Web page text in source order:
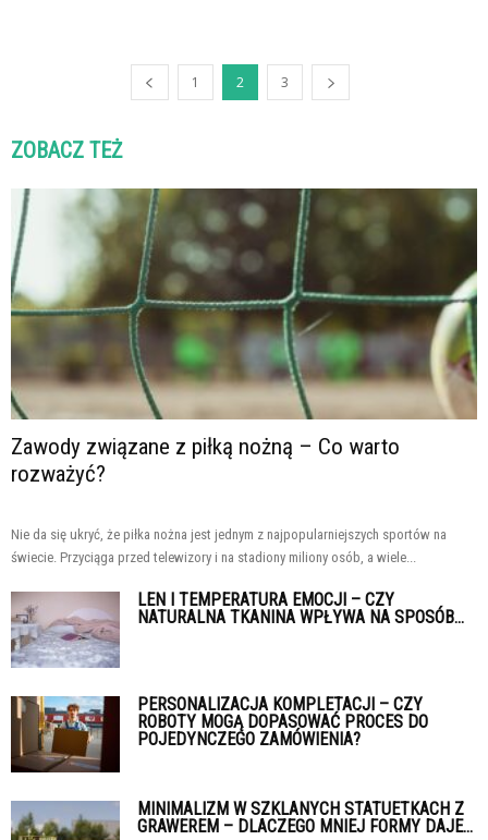
1 2 3
ZOBACZ TEŻ
Zawody związane z piłką nożną – Co warto
rozważyć?
Nie da się ukryć, że piłka nożna jest jednym z najpopularniejszych sportów na
świecie. Przyciąga przed telewizory i na stadiony miliony osób, a wiele...
LEN I TEMPERATURA EMOCJI – CZY
NATURALNA TKANINA WPŁYWA NA SPOSÓB...
PERSONALIZACJA KOMPLETACJI – CZY
ROBOTY MOGĄ DOPASOWAĆ PROCES DO
POJEDYNCZEGO ZAMÓWIENIA?
MINIMALIZM W SZKLANYCH STATUETKACH Z
GRAWEREM – DLACZEGO MNIEJ FORMY DAJE...